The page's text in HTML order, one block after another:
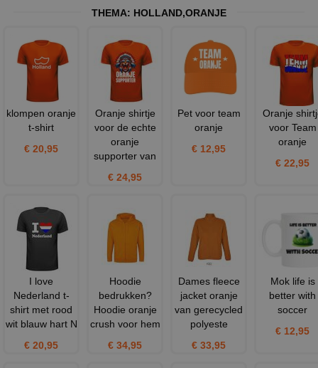
THEMA: HOLLAND,ORANJE
klompen oranje
t-shirt
€ 20,95
Oranje shirtje
voor de echte
oranje
supporter van
€ 24,95
Pet voor team
oranje
€ 12,95
Oranje
voor Team
oranje
€ 22,95
I love
Nederland t-
shirt met rood
wit blauw hart N
€ 20,95
Hoodie
bedrukken?
Hoodie oranje
crush voor hem
€ 34,95
Dames fleece
jacket oranje
van gerecycled
polyeste
€ 33,95
Mok life is
better with
soccer
€ 12,95